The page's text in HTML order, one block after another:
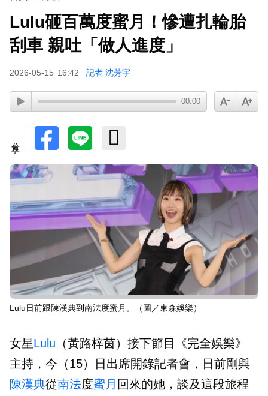
家長曝「小S私下為人」徹底改觀 網友洗版認證
下載東森App，隨時掌握天下大小事！
涉製毒、跨國販毒！埃及女星被判死刑
Lulu砸百萬度蜜月！慘遭扎輪胎
刮車 親吐「做人進度」
2026-05-15 16:42 記者 沈芳宇
00:00
Lulu日前跟陳漢典到南法度蜜月。（圖／東森娛樂）
女星Lulu （黃路梓茵）接下節目《完全娛樂》
主持，今（15）日出席開錄記者會，日前剛與
陳漢典從南法度蜜月 回來的她，談及這段旅程